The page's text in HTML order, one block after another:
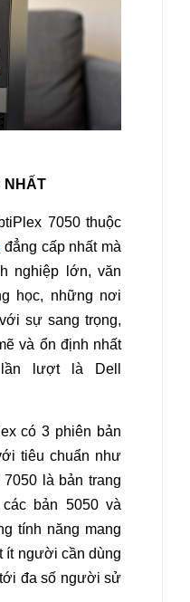
NHẤT
7050thuộc
đẳng cấp nhất mà
nghiệp lớn, văn
học, những nơi
sự sang trọng,
và ổn định nhất
lượt là Dell
có 3 phiên bản
tiêu chuẩn như
7050 là bản trang
bản 5050 và
tính năng mang
ít người cần dùng
đa số người sử